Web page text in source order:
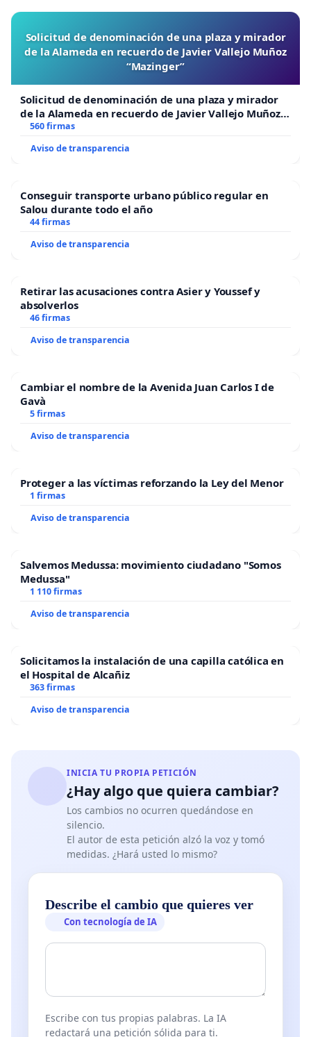
Solicitud de denominación de una plaza y mirador
de la Alameda en recuerdo de Javier Vallejo Muñoz
“Mazinger”
Solicitud de denominación de una plaza y mirador
de la Alameda en recuerdo de Javier Vallejo Muñoz
“Mazinger”
560 firmas
Aviso de transparencia
Conseguir transporte urbano público regular en
Salou durante todo el año
44 firmas
Aviso de transparencia
Retirar las acusaciones contra Asier y Youssef y
absolverlos
46 firmas
Aviso de transparencia
Cambiar el nombre de la Avenida Juan Carlos I de
Gavà
5 firmas
Aviso de transparencia
Proteger a las víctimas reforzando la Ley del Menor
1 firmas
Aviso de transparencia
Salvemos Medussa: movimiento ciudadano "Somos
Medussa"
1 110 firmas
Aviso de transparencia
Solicitamos la instalación de una capilla católica en
el Hospital de Alcañiz
363 firmas
Aviso de transparencia
INICIA TU PROPIA PETICIÓN
¿Hay algo que quiera cambiar?
Los cambios no ocurren quedándose en
silencio.
El autor de esta petición alzó la voz y tomó
medidas. ¿Hará usted lo mismo?
Describe el cambio que quieres ver
Con tecnología de IA
Escribe con tus propias palabras. La IA
redactará una petición sólida para ti.